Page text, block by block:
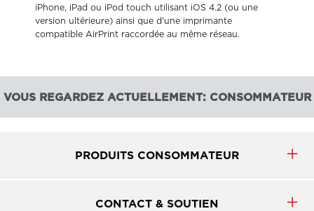
iPhone, iPad ou iPod touch utilisant iOS 4.2 (ou une
version ultérieure) ainsi que d'une imprimante
compatible AirPrint raccordée au même réseau.
VOUS REGARDEZ ACTUELLEMENT: CONSOMMATEUR
PRODUITS CONSOMMATEUR
CONTACT & SOUTIEN